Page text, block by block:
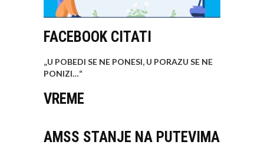
FACEBOOK CITATI
„U POBEDI SE NE PONESI, U PORAZU SE NE
PONIZI…“
VREME
AMSS STANJE NA PUTEVIMA